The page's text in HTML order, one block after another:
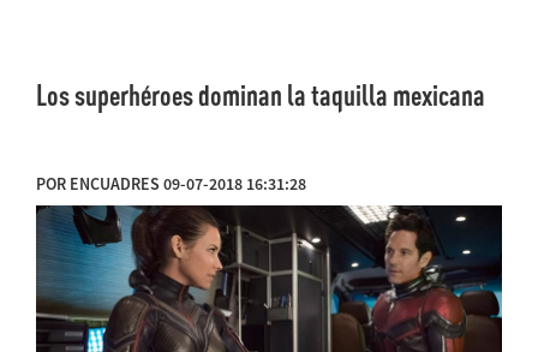
Los superhéroes dominan la taquilla mexicana
POR ENCUADRES 09-07-2018 16:31:28